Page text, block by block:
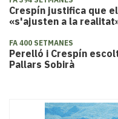
Crespín justifica que
«s'ajusten a la
FA 400 SETMANES
Perelló i Crespín
Pallars Sobirà